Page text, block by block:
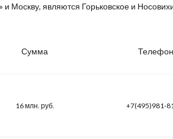
являются Горьковское и
Сумма Телефон
16 млн. руб. +7(495)981-